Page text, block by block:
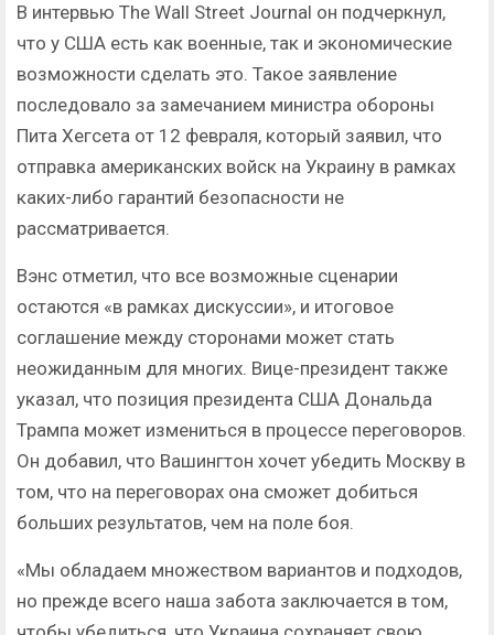
В интервью The Wall Street Journal он подчеркнул,
что у США есть как военные, так и экономические
возможности сделать это. Такое заявление
последовало за замечанием министра обороны
Пита Хегсета от 12 февраля, который заявил, что
отправка американских войск на Украину в рамках
каких-либо гарантий безопасности не
рассматривается.
Вэнс отметил, что все возможные сценарии
остаются «в рамках дискуссии», и итоговое
соглашение между сторонами может стать
неожиданным для многих. Вице-президент также
указал, что позиция президента США Дональда
Трампа может измениться в процессе переговоров.
Он добавил, что Вашингтон хочет убедить Москву в
том, что на переговорах она сможет добиться
больших результатов, чем на поле боя.
«Мы обладаем множеством вариантов и подходов,
но прежде всего наша забота заключается в том,